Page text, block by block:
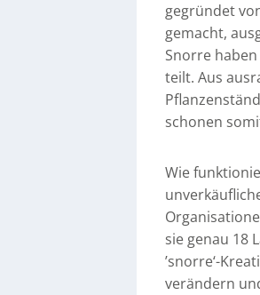
gegründet
gemacht,
Snorre
teilt. Aus
schonen
Wie
sie genau 18
’snorre‘-
verändern